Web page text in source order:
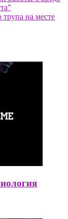
на месте